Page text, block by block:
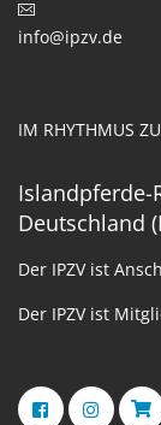
info@ipzv.de
IM RHYTHMUS
Islandpferde-
Deutschland
Der IPZV ist
Der IPZV ist